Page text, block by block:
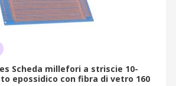
Scheda millefori a striscie 10-
epossidico con fibra di vetro 160